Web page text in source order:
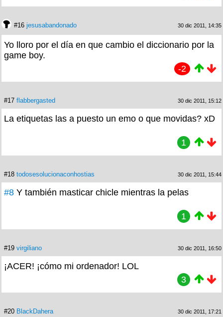
#16 jesusabandonado 30 dic 2011, 14:35
Yo lloro por el día en que cambio el diccionario por la
game boy.
-2
#17 flabbergasted 30 dic 2011, 15:12
La etiquetas las a puesto un emo o que movidas? xD
1
#18 todosesolucionaconhostias 30 dic 2011, 15:44
#8 Y también masticar chicle mientras la pelas
1
#19 virgiliano 30 dic 2011, 16:50
¡ACER! ¡cómo mi ordenador! LOL
3
#20 BlackDahera 30 dic 2011, 17:21